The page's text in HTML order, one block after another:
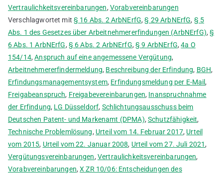
Vertraulichkeitsvereinbarungen, Vorabvereinbarungen
Verschlagwortet mit§ 16 Abs. 2 ArbNErfG,§ 29 ArbNErfG, § 5
Abs. 1 des Gesetzes über Arbeitnehmererfindungen (ArbNErfG),§
6 Abs. 1 ArbNErfG, § 6 Abs. 2 ArbNErfG,§ 9 ArbNErfG,4a O
154/14,Anspruch auf eine angemessene Vergütung,
Arbeitnehmererfindermeldung, Beschreibung der Erfindung, BGH,
Erfindungsmanagementsystem, Erfindungsmeldung per E-Mail,
Freigabeanspruch, Freigabevereinbarungen, Inanspruchnahme
der Erfindung, LG Düsseldorf, Schlichtungsausschuss beim
Deutschen Patent- und Markenamt (DPMA),Schutzfähigkeit,
Technische Problemlösung, Urteil vom 14. Februar 2017, Urteil
vom 2015, Urteil vom 22. Januar 2008, Urteil vom 27. Juli 2021,
Vergütungsvereinbarungen, Vertraulichkeitsvereinbarungen,
Vorabvereinbarungen,X ZR 10/06: Entscheidungen des